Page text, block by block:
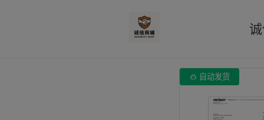
 自动发货